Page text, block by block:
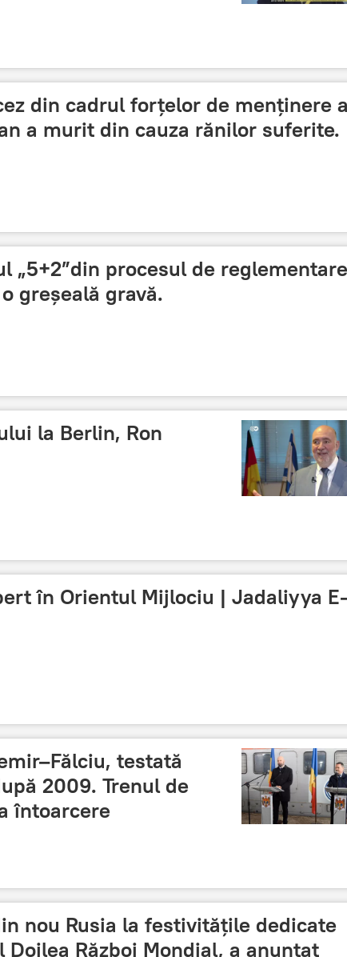
din cadrul forțelor de menținere
a murit din cauza rănilor suferite.
„5+2”din procesul de reglementare
greșeală gravă.
la Berlin, Ron
în Orientul Mijlociu | Jadaliyya E-
testată
2009. Trenul de
întoarcere
nou Rusia la festivitățile dedicate
Război Mondial, a anunțat